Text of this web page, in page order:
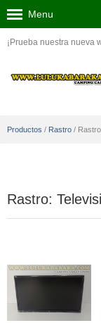
¡Prueba nuestra nueva
Menu
Productos / Rastro /
Rastro: